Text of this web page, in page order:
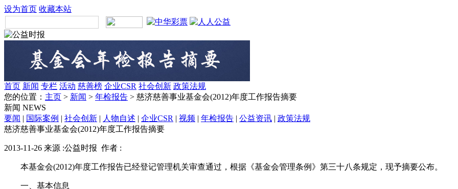
设为首页 收藏本站
首页 新闻 专栏 活动 慈善榜 企业CSR 社会创新 政策法规
您的位置： 主页 > 新闻 > 年检报告 > 慈济慈善事业基金会(2012)年度工作报告摘要
新闻 NEWS
要闻 | 国际案例 | 社会创新 | 人物自述 | 企业CSR | 视频 | 年检报告 | 公益资讯 | 政策法规
慈济慈善事业基金会(2012)年度工作报告摘要
2013-11-26 来源 :公益时报 作者 :
本基金会(2012)年度工作报告已经登记管理机关审查通过，根据《基金会管理条例》第三十八条规定，现予摘要公布。
一、基本信息